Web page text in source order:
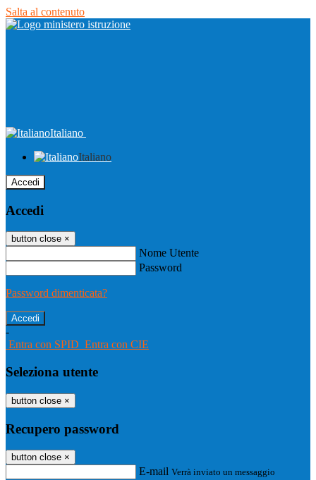
Salta al contenuto
Italiano
Italiano
Accedi
Accedi
button close ×
Nome Utente
Password
Password dimenticata?
-
Entra con SPID Entra con CIE
Seleziona utente
button close ×
Recupero password
button close ×
E-mail Verrà inviato un messaggio